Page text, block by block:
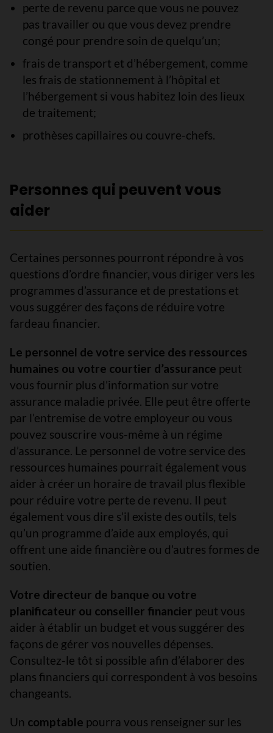
perte de revenu parce que vous ne pouvez
pas travailler ou que vous devez prendre
congé pour prendre soin de quelqu’un;
frais de transport et d’hébergement, comme
les frais de stationnement à l’hôpital et
l’hébergement si vous habitez loin des lieux
de traitement;
prothèses capillaires ou couvre-chefs.
Personnes qui peuvent vous
aider
Certaines personnes pourront répondre à vos
questions d’ordre financier, vous diriger vers les
programmes d’assurance et de prestations et
vous suggérer des façons de réduire votre
fardeau financier.
Le personnel de votre service des ressources
humaines ou votre courtier d’assurance peut
vous fournir plus d’information sur votre
assurance maladie privée. Elle peut être offerte
par l’entremise de votre employeur ou vous
pouvez souscrire vous-même à un régime
d’assurance. Le personnel de votre service des
ressources humaines pourrait également vous
aider à créer un horaire de travail plus flexible
pour réduire votre perte de revenu. Il peut
également vous dire s’il existe des outils, tels
qu’un programme d’aide aux employés, qui
offrent une aide financière ou d’autres formes de
soutien.
Votre directeur de banque ou votre
planificateur ou conseiller financier peut vous
aider à établir un budget et vous suggérer des
façons de gérer vos nouvelles dépenses.
Consultez-le tôt si possible afin d’élaborer des
plans financiers qui correspondent à vos besoins
changeants.
Un comptable pourra vous renseigner sur les